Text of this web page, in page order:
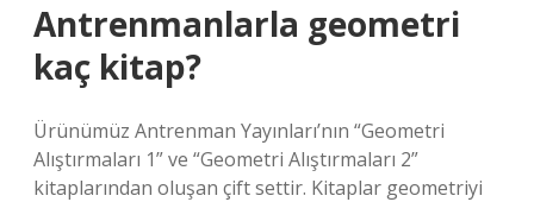
Antrenmanlarla geometri
kaç kitap?
Ürünümüz Antrenman Yayınları’nın “Geometri
Alıştırmaları 1” ve “Geometri Alıştırmaları 2”
kitaplarından oluşan çift settir. Kitaplar geometriyi